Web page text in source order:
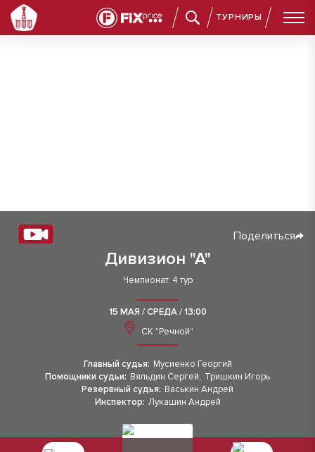
ТУРНИРЫ
Дивизион "А"
Поделиться
Чемпионат. 4 тур
15 МАЯ / СРЕДА / 13:00
СК "Речной"
Главный судья: Мусиенко Георгий
Помощники судьи: Вяльдин Сергей, Тришкин Игорь
Резервный судья: Васькин Андрей
Инспектор: Лукашин Андрей